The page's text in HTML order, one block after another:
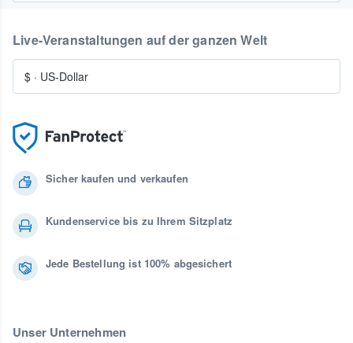
Sicher kaufen und verkaufen
Kundenservice bis zu Ihrem Sitzplatz
Jede Bestellung ist 100% abgesichert
Unser Unternehmen
Live-Veranstaltungen auf der ganzen Welt
$ · US-Dollar